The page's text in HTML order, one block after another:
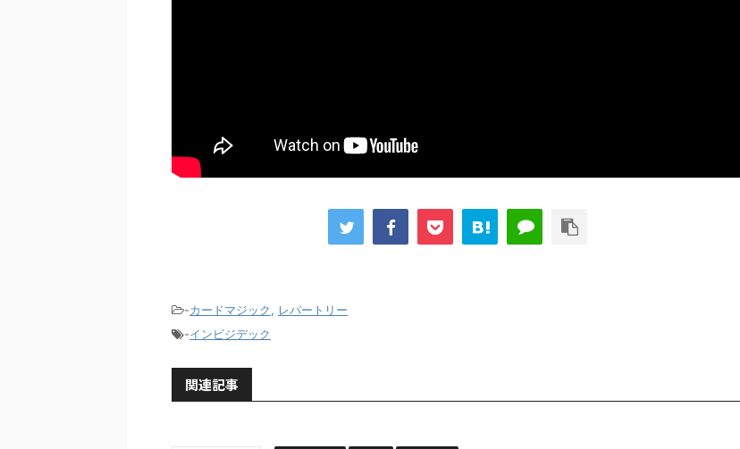
-カードマジック, レパートリー
-インビジデック
関連記事